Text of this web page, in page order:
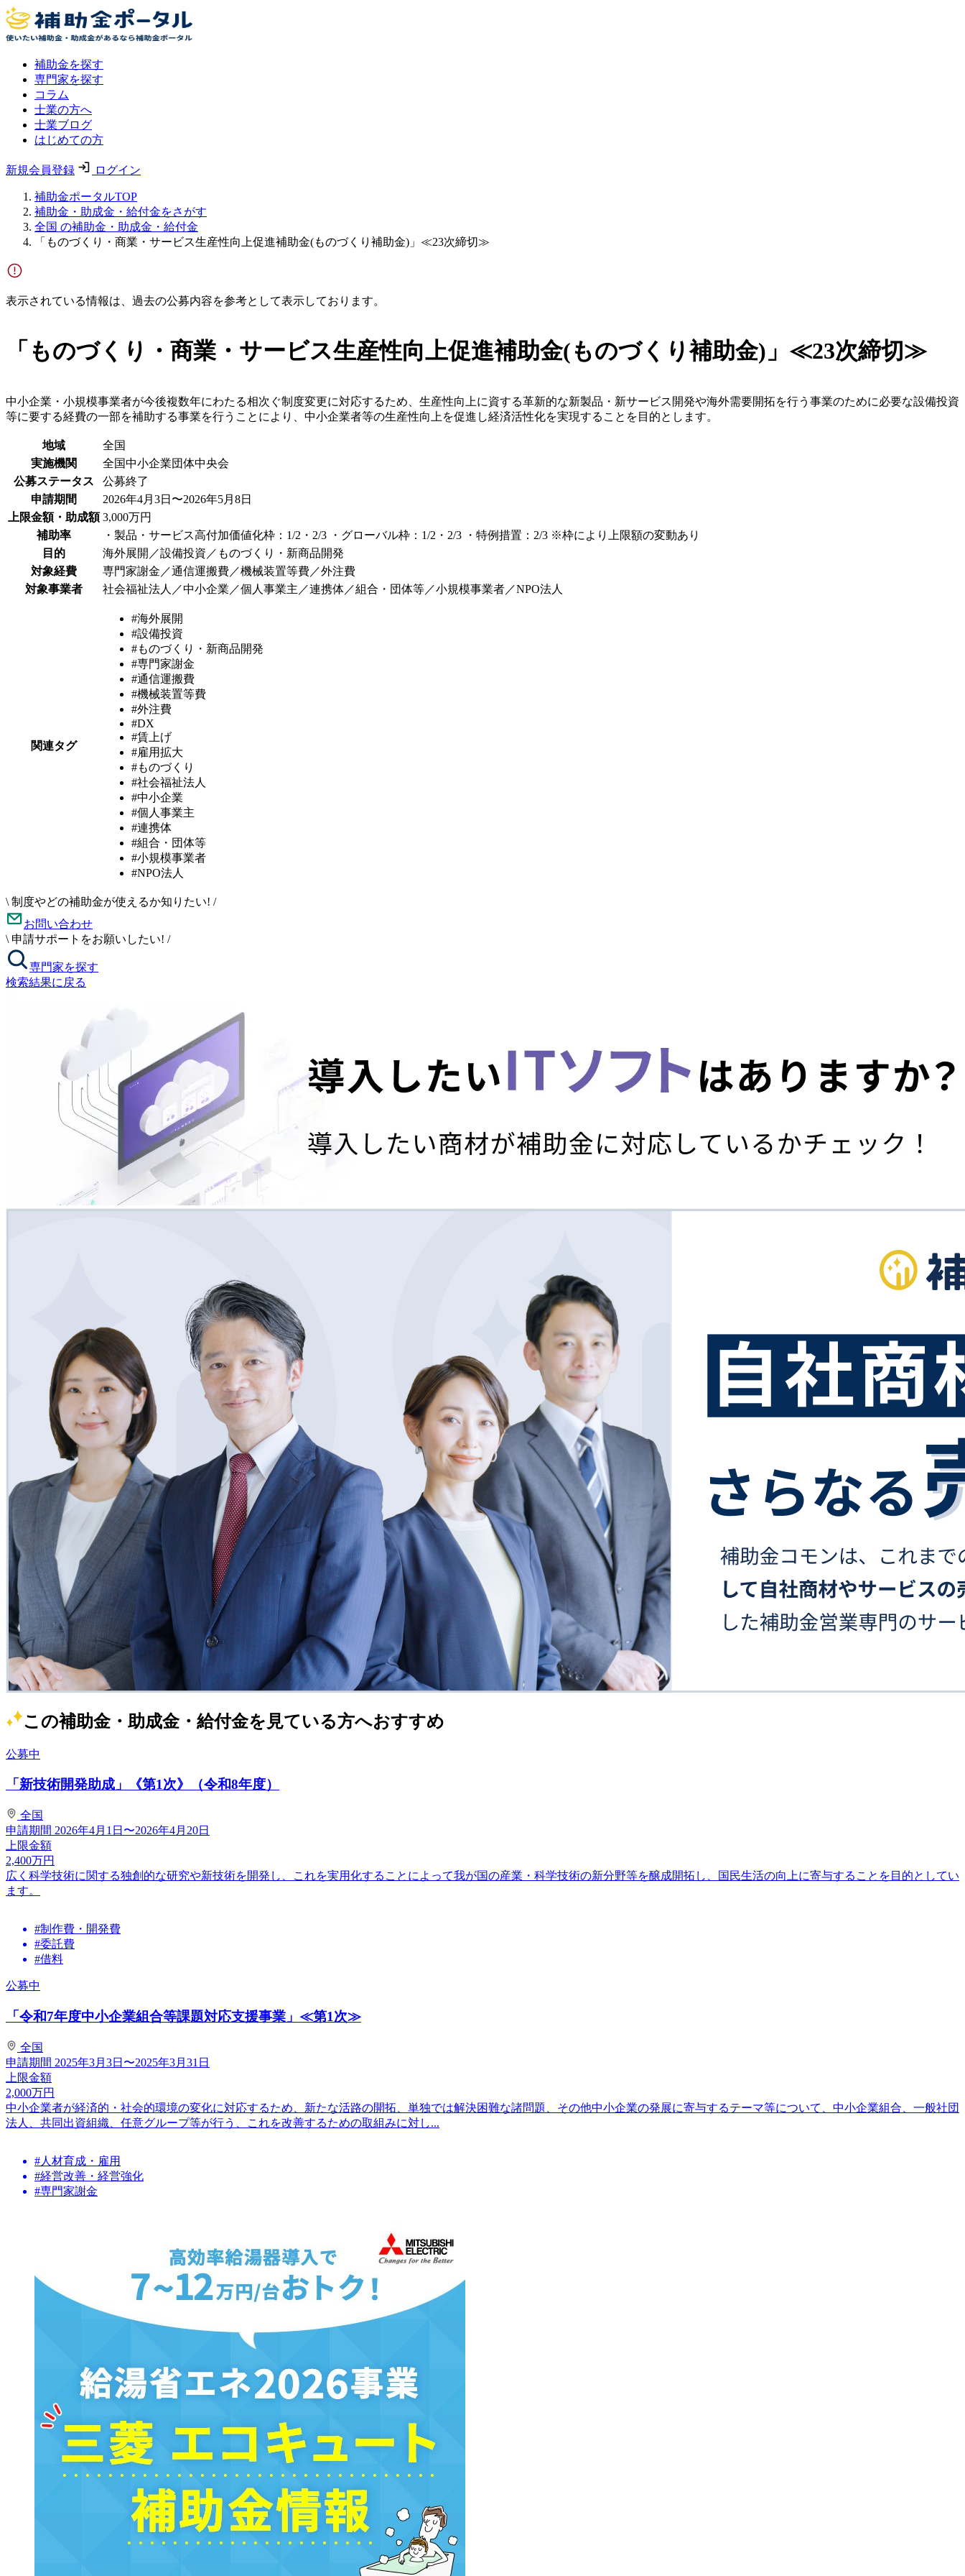
補助金を探す
専門家を探す
コラム
士業の方へ
士業ブログ
はじめての方
新規会員登録 ログイン
補助金ポータルTOP
補助金・助成金・給付金をさがす
全国 の補助金・助成金・給付金
「ものづくり・商業・サービス生産性向上促進補助金(ものづくり補助金)」≪23次締切≫
表示されている情報は、過去の公募内容を参考として表示しております。
「ものづくり・商業・サービス生産性向上促進補助金(ものづくり補助金)」≪23次締切≫
中小企業・小規模事業者が今後複数年にわたる相次ぐ制度変更に対応するため、生産性向上に資する革新的な新製品・新サービス開発や海外需要開拓を行う事業のために必要な設備投資
等に要する経費の一部を補助する事業を行うことにより、中小企業者等の生産性向上を促進し経済活性化を実現することを目的とします。
地域
全国
実施機関
全国中小企業団体中央会
公募ステータス
公募終了
申請期間
2026年4月3日〜2026年5月8日
上限金額・助成額 3,000万円
補助率
・製品・サービス高付加価値化枠：1/2・2/3 ・グローバル枠：1/2・2/3 ・特例措置：2/3 ※枠により上限額の変動あり
目的
海外展開／設備投資／ものづくり・新商品開発
対象経費
専門家謝金／通信運搬費／機械装置等費／外注費
対象事業者
社会福祉法人／中小企業／個人事業主／連携体／組合・団体等／小規模事業者／NPO法人
関連タグ
#海外展開
#設備投資
#ものづくり・新商品開発
#専門家謝金
#通信運搬費
#機械装置等費
#外注費
#DX
#賃上げ
#雇用拡大
#ものづくり
#社会福祉法人
#中小企業
#個人事業主
#連携体
#組合・団体等
#小規模事業者
#NPO法人
\ 制度やどの補助金が使えるか知りたい! /
お問い合わせ
\ 申請サポートをお願いしたい! /
専門家を探す
検索結果に戻る
この補助金・助成金・給付金を見ている方へおすすめ
公募中
「新技術開発助成」《第1次》（令和8年度）
全国
申請期間 2026年4月1日〜2026年4月20日
上限金額
2,400万円
広く科学技術に関する独創的な研究や新技術を開発し、これを実用化することによって我が国の産業・科学技術の新分野等を醸成開拓し、国民生活の向上に寄与することを目的としてい
ます。
#制作費・開発費
#委託費
#借料
公募中
「令和7年度中小企業組合等課題対応支援事業」≪第1次≫
全国
申請期間 2025年3月3日〜2025年3月31日
上限金額
2,000万円
中小企業者が経済的・社会的環境の変化に対応するため、新たな活路の開拓、単独では解決困難な諸問題、その他中小企業の発展に寄与するテーマ等について、中小企業組合、一般社団
法人、共同出資組織、任意グループ等が行う、これを改善するための取組みに対し...
#人材育成・雇用
#経営改善・経営強化
#専門家謝金